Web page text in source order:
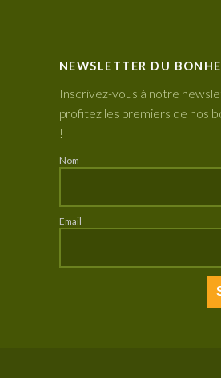
NEWSLETTER DU
Inscrivez-vous à notre
profitez les premiers de nos
!
Nom
Email